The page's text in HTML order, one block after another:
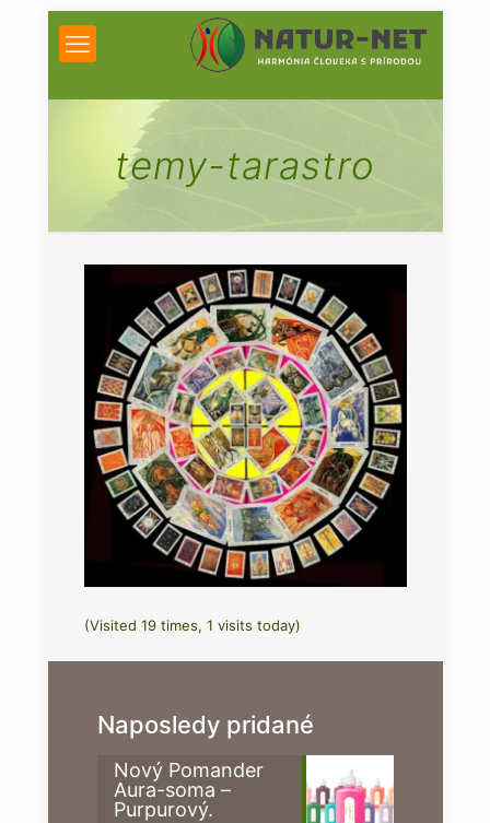
temy-tarastro
(Visited 19 times, 1 visits today)
Naposledy pridané
Nový Pomander
Aura-soma –
Purpurový.